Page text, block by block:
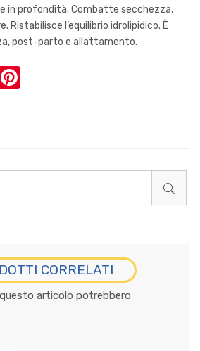
in profondità. Combatte secchezza,
Ristabilisce l’equilibrio idrolipidico. È
post-parto e allattamento.
CORRELATI
articolo potrebbero